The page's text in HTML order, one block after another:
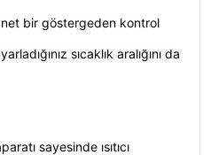
net bir göstergeden kontrol
sıcaklık aralığını da
sayesinde ısıtıcı